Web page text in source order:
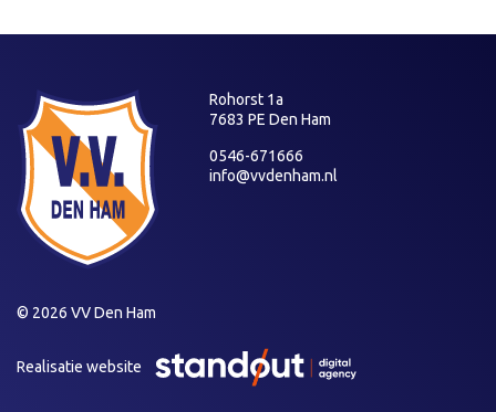
Rohorst 1a
7683 PE Den Ham
0546-671666
info@vvdenham.nl
© 2026 VV Den Ham
Realisatie website